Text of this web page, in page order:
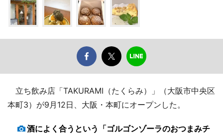
立ち飲み店「TAKURAMI（たくらみ）」（大阪市中央区
本町3）が9月12日、大阪・本町にオープンした。
酒によく合うという「ゴルゴンゾーラのおつまみチ